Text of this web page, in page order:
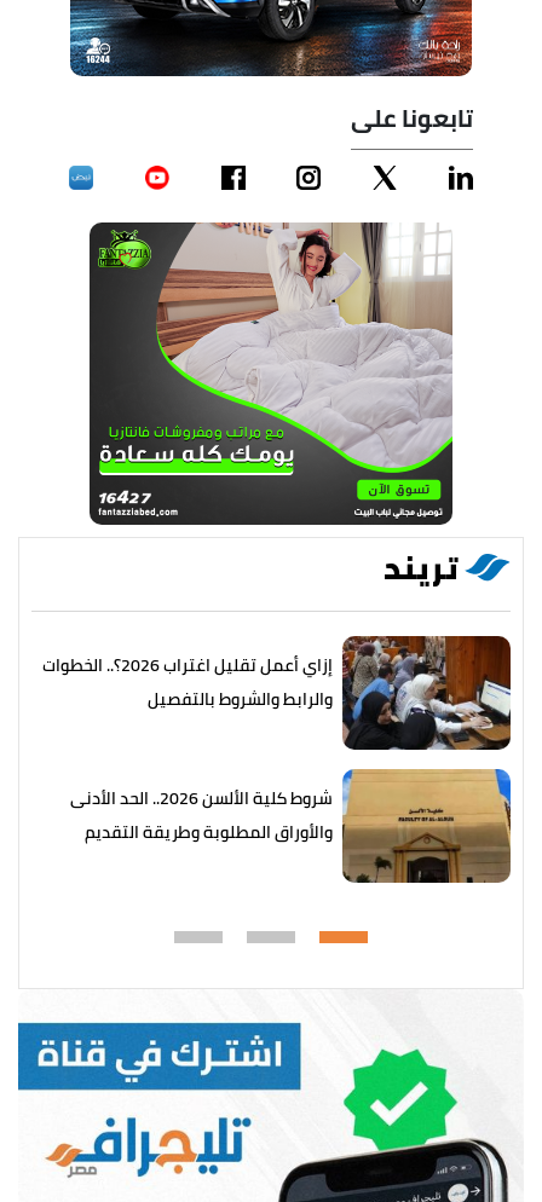
تابعونا على
تريند
إزاي أعمل تقليل اغتراب 2026؟.. الخطوات
والرابط والشروط بالتفصيل
شروط كلية الألسن 2026.. الحد الأدنى
والأوراق المطلوبة وطريقة التقديم